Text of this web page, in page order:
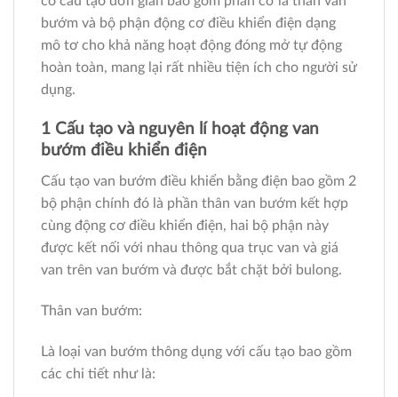
bướm và bộ phận động cơ điều khiển điện dạng
mô tơ cho khả năng hoạt động đóng mở tự động
hoàn toàn, mang lại rất nhiều tiện ích cho người sử
dụng.
1 Cấu tạo và nguyên lí hoạt động van
bướm điều khiển điện
Cấu tạo van bướm điều khiển bằng điện bao gồm 2
bộ phận chính đó là phần thân van bướm kết hợp
cùng động cơ điều khiển điện, hai bộ phận này
được kết nối với nhau thông qua trục van và giá
van trên van bướm và được bắt chặt bởi bulong.
Thân van bướm:
Là loại van bướm thông dụng với cấu tạo bao gồm
các chi tiết như là: